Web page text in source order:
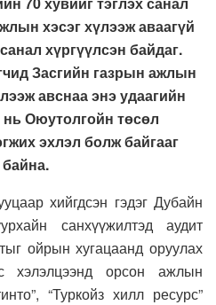
хэсэг хүлээж аваагүй
хүргүүлсэн байдаг.
Засгийн газрын ажлын
авснаа энэ удаагийн
нь Оюутолгойн төсөл
эхлэл болж байгааг
хийгдсэн гэдэг Дубайн
санхүүжилтэд аудит
ойрын хугацаанд оруулах
хэлэлцээнд орсон ажлын
“Туркойз хилл ресурс”